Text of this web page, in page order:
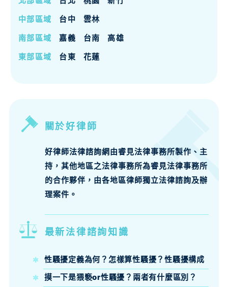
關於好律師
好律師法律諮詢網由睿見法律事務所製作、主
持，其他地區之法律事務所為睿見法律事務所
的合作夥伴，由各地區律師獨立法律諮詢及辦
理案件。
最新法律諮詢知識
性騷擾定義為何？怎樣算性騷擾？性騷擾構成
要件、法律責任律師來說明
摸一下是猥褻or性騷擾？兩者有什麼區別？
南部區域 嘉義 台南 高雄
中部區域 台中 雲林
東部區域 台東 花蓮